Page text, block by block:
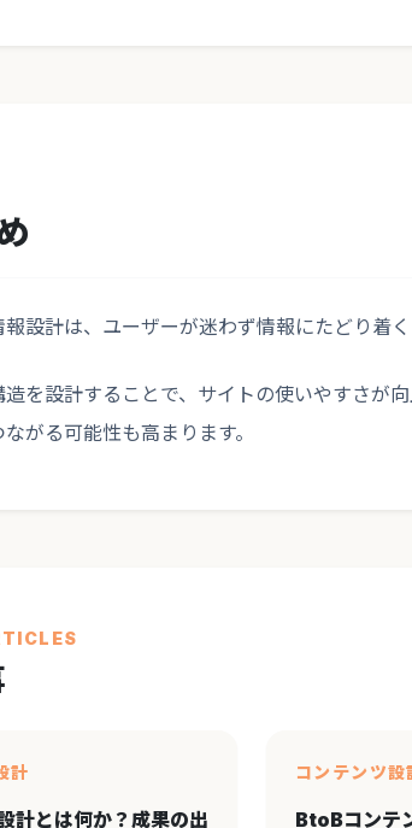
設計は、ユーザーが迷わず情報にたどり着く
を設計することで、サイトの使いやすさが
がる可能性も高まります。
計
計とは何か？成果の出
コンテンツ設
BtoBコンテ